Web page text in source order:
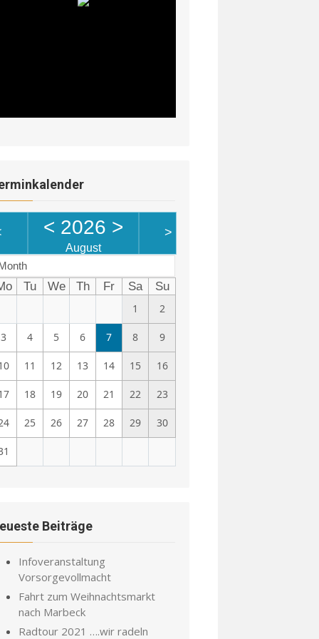
< 2026 >
August
>
Tu We Th Fr Sa
Su
1
2
3 4 5 6 7 8 9
11 12 13 14 15 16
18 19 20 21 22 23
25 26 27 28 29 30
Beiträge
Infoveranstaltung
Vorsorgevollmacht
Fahrt zum Weihnachtsmarkt
nach Marbeck
Radtour 2021 ….wir radeln